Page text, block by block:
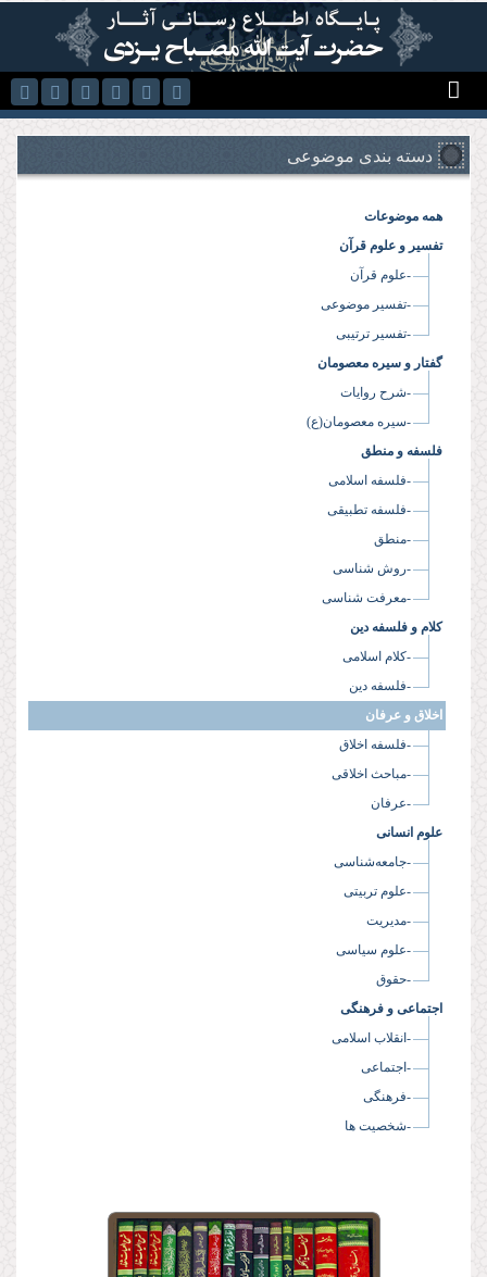
رفتن به محتوای اصلی
دسته بندی موضوعی
همه موضوعات
تفسیر و علوم قرآن
-علوم قرآن
-تفسیر موضوعی
-تفسیر ترتیبی
گفتار و سیره معصومان
-شرح روایات
-سیره معصومان(ع)
فلسفه و منطق
-فلسفه اسلامی
-فلسفه تطبیقی
-منطق
-روش شناسی
-معرفت شناسی
کلام و فلسفه دین
-کلام اسلامی
-فلسفه دین
اخلاق و عرفان
-فلسفه اخلاق
-مباحث اخلاقی
-عرفان
علوم انسانی
-جامعه‌شناسی
-علوم تربیتی
-مدیریت
-علوم سیاسی
-حقوق
اجتماعی و فرهنگی
-انقلاب اسلامی
-اجتماعی
-فرهنگی
-شخصیت ها